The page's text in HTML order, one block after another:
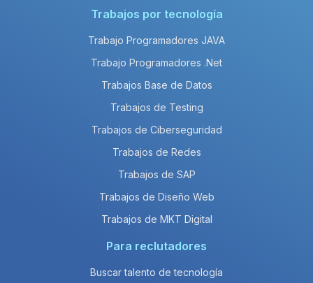
Trabajos por tecnología
Trabajo Programadores JAVA
Trabajo Programadores .Net
Trabajos Base de Datos
Trabajos de Testing
Trabajos de Ciberseguridad
Trabajos de Redes
Trabajos de SAP
Trabajos de Diseño Web
Trabajos de MKT Digital
Para reclutadores
Buscar talento de tecnología